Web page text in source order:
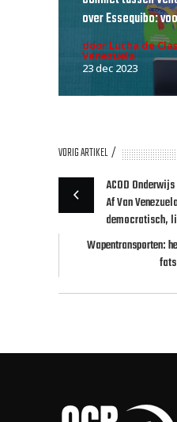
over Essequibo:
door Lucha de
Venezuela
23 dec 2023
VORIG ARTIKEL
ACOD
Af Van
democratisch,
Wapentransporten: